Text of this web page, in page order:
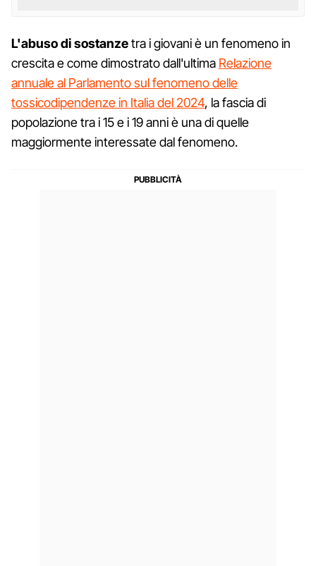
L'abuso di sostanzetra i giovani è un fenomeno in
crescita e come dimostrato dall'ultima Relazione
annuale al Parlamento sul fenomeno delle
tossicodipendenze in Italia del 2024, la fascia di
popolazione tra i 15 e i 19 anni è una di quelle
maggiormente interessate dal fenomeno.